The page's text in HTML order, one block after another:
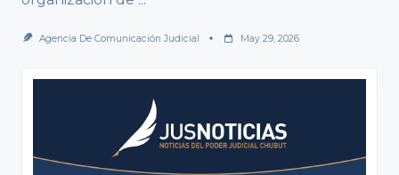
Agencia De Comunicación Judicial May 29, 2026